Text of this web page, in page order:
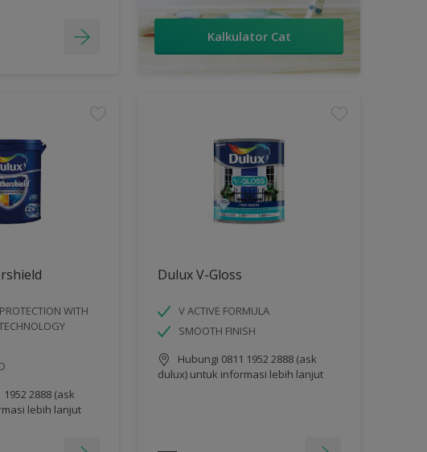
Kalkulator Cat
WITH
2888 (ask
lebih lanjut
Dulux V-Gloss
V ACTIVE FORMULA
SMOOTH FINISH
Hubungi 0811 1952 2888 (ask
dulux) untuk informasi lebih lanjut